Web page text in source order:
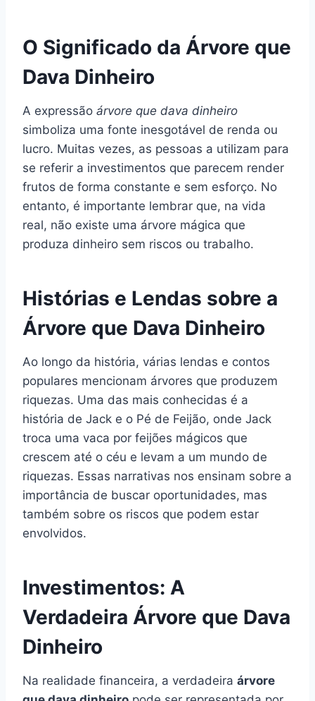
O Significado da Árvore que
Dava Dinheiro
A expressão árvore que dava dinheiro
simboliza uma fonte inesgotável de renda ou
lucro. Muitas vezes, as pessoas a utilizam para
se referir a investimentos que parecem render
frutos de forma constante e sem esforço. No
entanto, é importante lembrar que, na vida
real, não existe uma árvore mágica que
produza dinheiro sem riscos ou trabalho.
Histórias e Lendas sobre a
Árvore que Dava Dinheiro
Ao longo da história, várias lendas e contos
populares mencionam árvores que produzem
riquezas. Uma das mais conhecidas é a
história de Jack e o Pé de Feijão, onde Jack
troca uma vaca por feijões mágicos que
crescem até o céu e levam a um mundo de
riquezas. Essas narrativas nos ensinam sobre a
importância de buscar oportunidades, mas
também sobre os riscos que podem estar
envolvidos.
Investimentos: A
Verdadeira Árvore que Dava
Dinheiro
Na realidade financeira, a verdadeira árvore